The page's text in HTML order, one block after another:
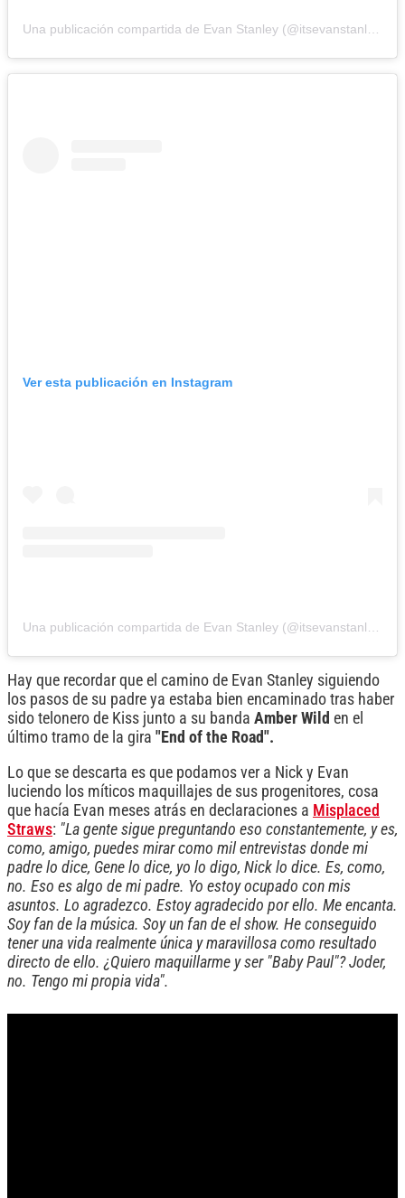
Ver esta publicación en Instagram
Hay que recordar que el camino de Evan Stanley siguiendo
los pasos de su padre ya estaba bien encaminado tras haber
sido telonero de Kiss junto a su banda Amber Wild en el
último tramo de la gira "End of the Road".
Lo que se descarta es que podamos ver a Nick y Evan
luciendo los míticos maquillajes de sus progenitores, cosa
que hacía Evan meses atrás en declaraciones a Misplaced
Straws: "La gente sigue preguntando eso constantemente, y es,
como, amigo, puedes mirar como mil entrevistas donde mi
padre lo dice, Gene lo dice, yo lo digo, Nick lo dice. Es, como,
no. Eso es algo de mi padre. Yo estoy ocupado con mis
asuntos. Lo agradezco. Estoy agradecido por ello. Me encanta.
Soy fan de la música. Soy un fan de el show. He conseguido
tener una vida realmente única y maravillosa como resultado
directo de ello. ¿Quiero maquillarme y ser "Baby Paul"? Joder,
no. Tengo mi propia vida".